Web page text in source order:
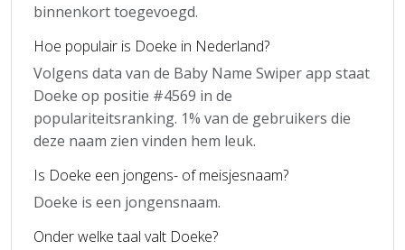
binnenkort toegevoegd.
Hoe populair is Doeke in Nederland?
Volgens data van de Baby Name Swiper app staat
Doeke op positie #4569 in de
populariteitsranking. 1% van de gebruikers die
deze naam zien vinden hem leuk.
Is Doeke een jongens- of meisjesnaam?
Doeke is een jongensnaam.
Onder welke taal valt Doeke?